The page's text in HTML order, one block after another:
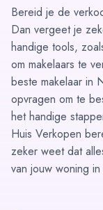
Bereid je de
Dan vergeet je
handige tools,
om makelaars te
beste makelaar in
opvragen om te
het handige
Huis Verkopen
zeker weet dat
van jouw woning